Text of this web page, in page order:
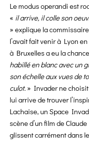
Le modus operandi est
« il arrive, il colle son
» explique la
l’avait fait venir à Lyon
à Bruxelles a eu la
habillé en blanc avec un
son échelle aux vues de
culot. » Invader ne
lui arrive de trouver
Lachaise, un Space
scène d’un film de
glissent carrément dans